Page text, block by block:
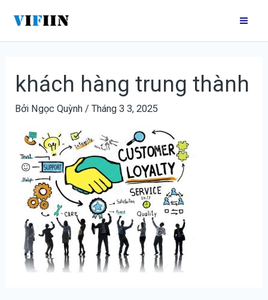
nội
khách hàng trung thành
Bởi Ngọc Quỳnh /Tháng 3 3, 2025
hướng
bài